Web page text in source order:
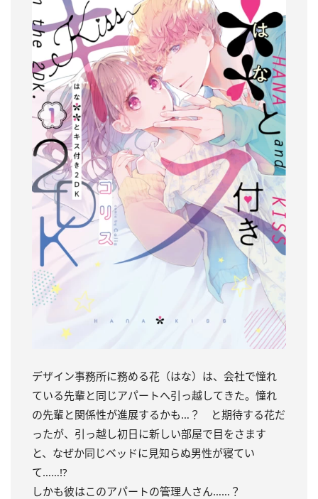
デザイン事務所に務める花（はな）は、会社で憧れ
ている先輩と同じアパートへ引っ越してきた。憧れ
の先輩と関係性が進展するかも…？ と期待する花だ
ったが、引っ越し初日に新しい部屋で目をさます
と、なぜか同じベッドに見知らぬ男性が寝てい
て……!?
しかも彼はこのアパートの管理人さん……？